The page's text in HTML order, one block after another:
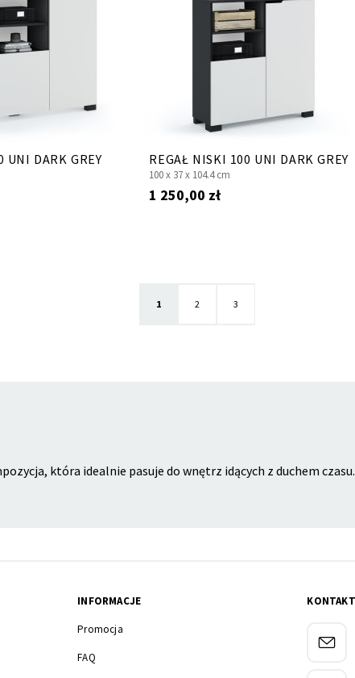
UNI DARK GREY REGAŁ NISKI 100 UNI DARK GREY
100 x 37 x 104.4 cm
1 250,00 zł
Aktualnie czytasz stronę
1 Strona
2 Strona
3
która idealnie pasuje do wnętrz idących z duchem
INFORMACJE
Promocja
FAQ